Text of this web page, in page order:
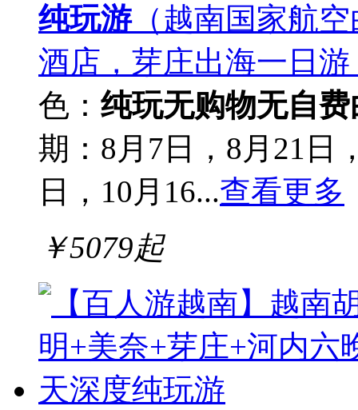
纯玩游（越南国家航
酒店，芽庄出海一日
色： 纯玩无购物无自费
期：8月7日，8月21日
日，10月16...查看更多
￥5079起